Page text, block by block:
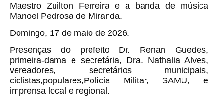
Maestro Zuilton Ferreira e a banda de música
Manoel Pedrosa de Miranda.
Domingo, 17 de maio de 2026.
Presenças do prefeito Dr. Renan Guedes,
primeira-dama e secretária, Dra. Nathalia Alves,
vereadores, secretários municipais,
ciclistas,populares,Polícia Militar, SAMU, e
imprensa local e regional.